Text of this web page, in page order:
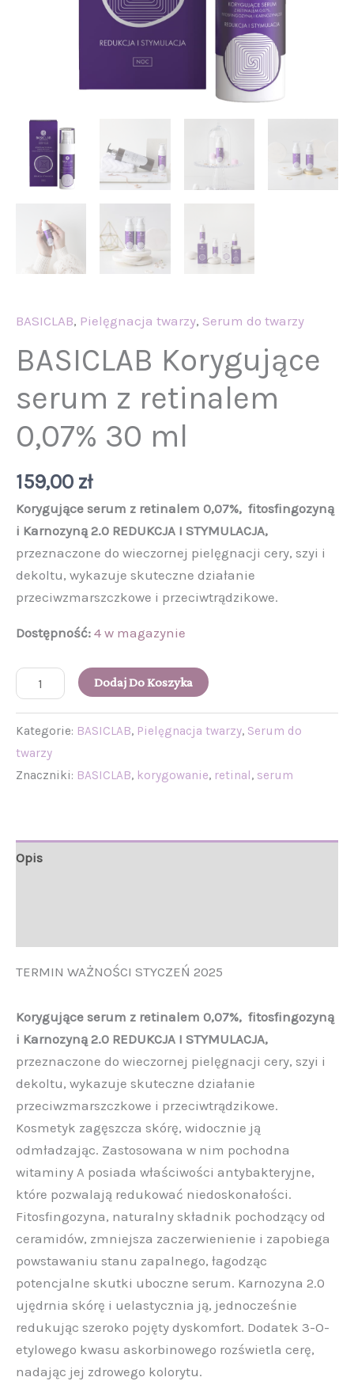
BASICLAB, Pielęgnacja twarzy, Serum do twarzy
BASICLAB Korygujące
serum z retinalem
0,07% 30 ml
159,00 zł
Korygujące serum z retinalem 0,07%, fitosfingozyną
i Karnozyną 2.0 REDUKCJA I STYMULACJA,
przeznaczone do wieczornej pielęgnacji cery, szyi i
dekoltu, wykazuje skuteczne działanie
przeciwzmarszczkowe i przeciwtrądzikowe.
Dostępność: 4 w magazynie
Dodaj Do Koszyka
Kategorie: BASICLAB, Pielęgnacja twarzy, Serum do
twarzy
Znaczniki: BASICLAB, korygowanie, retinal, serum
Opis
TERMIN WAŻNOŚCI STYCZEŃ 2025
Korygujące serum z retinalem 0,07%, fitosfingozyną
i Karnozyną 2.0 REDUKCJA I STYMULACJA,
przeznaczone do wieczornej pielęgnacji cery, szyi i
dekoltu, wykazuje skuteczne działanie
przeciwzmarszczkowe i przeciwtrądzikowe.
Kosmetyk zagęszcza skórę, widocznie ją
odmładzając. Zastosowana w nim pochodna
witaminy A posiada właściwości antybakteryjne,
które pozwalają redukować niedoskonałości.
Fitosfingozyna, naturalny składnik pochodzący od
ceramidów, zmniejsza zaczerwienienie i zapobiega
powstawaniu stanu zapalnego, łagodząc
potencjalne skutki uboczne serum. Karnozyna 2.0
ujędrnia skórę i uelastycznia ją, jednocześnie
redukując szeroko pojęty dyskomfort. Dodatek 3-O-
etylowego kwasu askorbinowego rozświetla cerę,
nadając jej zdrowego kolorytu.